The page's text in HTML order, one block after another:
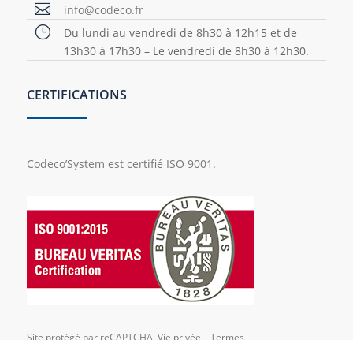
 info@codeco.fr
}
Du lundi au vendredi de 8h30 à 12h15 et de
13h30 à 17h30 – Le vendredi de 8h30 à 12h30.
CERTIFICATIONS
Codeco’System est certifié ISO 9001.